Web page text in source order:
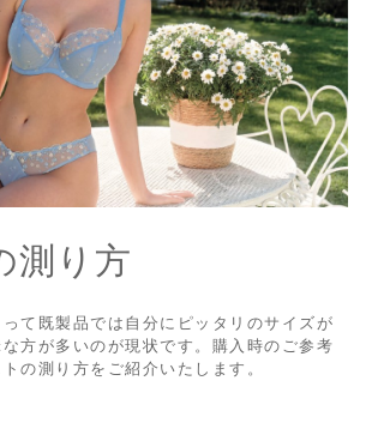
測り方
て既製品では自分にピッタリのサイズが
方が多いのが現状です。購入時のご参考
の測り方をご紹介いたします。